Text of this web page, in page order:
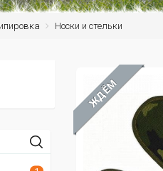
Носки и стельки
ЖДЁМ